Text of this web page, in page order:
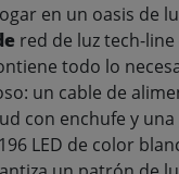
en un oasis de
red de luz tech-line
todo lo
un cable de
con enchufe y
LED de color